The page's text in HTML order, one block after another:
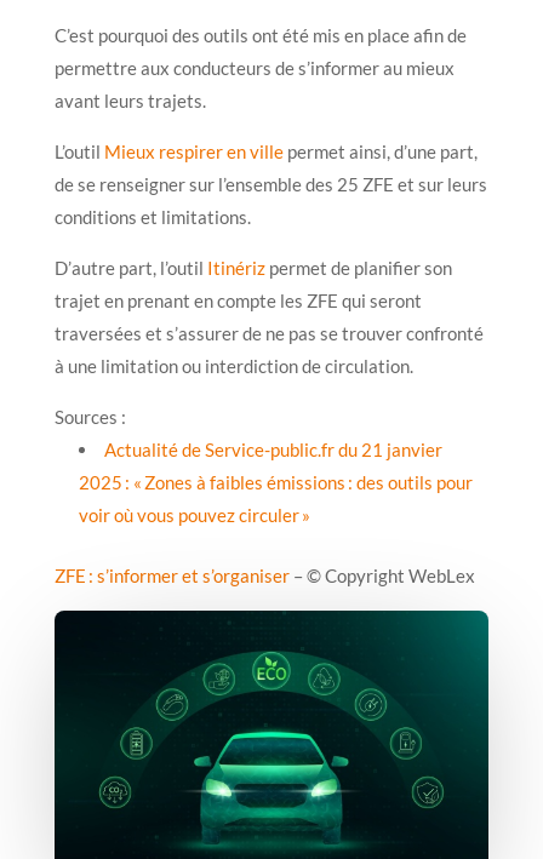
C’est pourquoi des outils ont été mis en place afin de
permettre aux conducteurs de s’informer au mieux
avant leurs trajets.
L’outil Mieux respirer en villepermet ainsi, d’une part,
de se renseigner sur l’ensemble des 25 ZFE et sur leurs
conditions et limitations.
D’autre part, l’outil Itinérizpermet de planifier son
trajet en prenant en compte les ZFE qui seront
traversées et s’assurer de ne pas se trouver confronté
à une limitation ou interdiction de circulation.
Sources :
Actualité de Service-public.fr du 21 janvier
2025 : « Zones à faibles émissions : des outils pour
voir où vous pouvez circuler »
ZFE : s’informer et s’organiser – © Copyright WebLex